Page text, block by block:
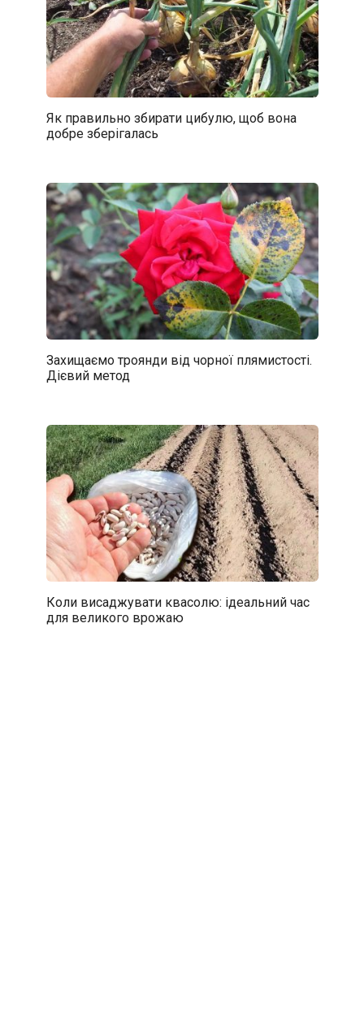
Як правильно збирати цибулю, щоб вона
добре зберігалась
Захищаємо троянди від чорної плямистості.
Дієвий метод
Коли висаджувати квасолю: ідеальний час
для великого врожаю